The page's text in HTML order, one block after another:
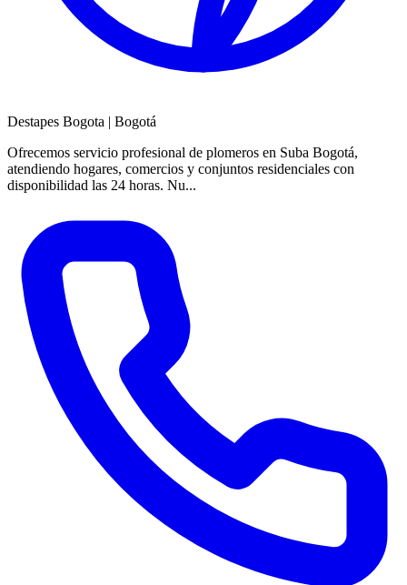
Destapes Bogota | Bogotá
Ofrecemos servicio profesional de plomeros en Suba Bogotá,
atendiendo hogares, comercios y conjuntos residenciales con
disponibilidad las 24 horas. Nu...